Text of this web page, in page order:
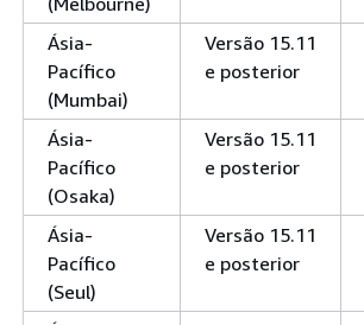
Ásia-
Pacífico
(Mumbai)
Versão 15.11
e posterior
Ásia-
Pacífico
(Osaka)
Versão 15.11
e posterior
Ásia-
Pacífico
(Seul)
Versão 15.11
e posterior